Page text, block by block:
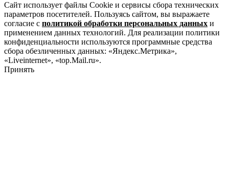
Сайт использует файлы Cookie и сервисы сбора технических
параметров посетителей. Пользуясь сайтом, вы выражаете
согласие с политикой обработки персональных данных и
применением данных технологий. Для реализации политики
конфиденциальности используются программные средства
сбора обезличенных данных: «Яндекс.Метрика»,
«Liveinternet», «top.Mail.ru».
Принять